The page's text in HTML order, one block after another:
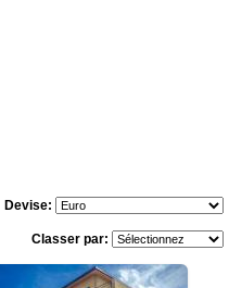
Devise:
Classer par: